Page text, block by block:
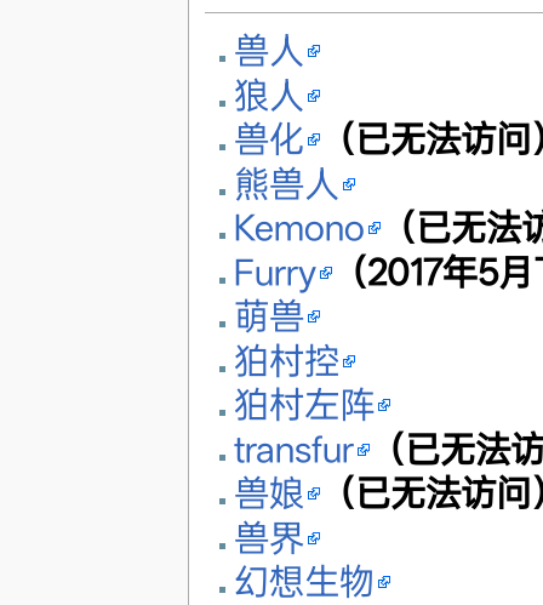
兽人
狼人
兽化 （已无法访问
熊兽人
Kemono （已无法
Furry （2017年5
萌兽
狛村控
狛村左阵
transfur （已无法
兽娘 （已无法访问
兽界
幻想生物